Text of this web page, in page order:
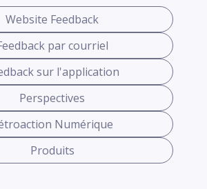
Website Feedback
par courriel
sur l'application
Perspectives
Numérique
Produits